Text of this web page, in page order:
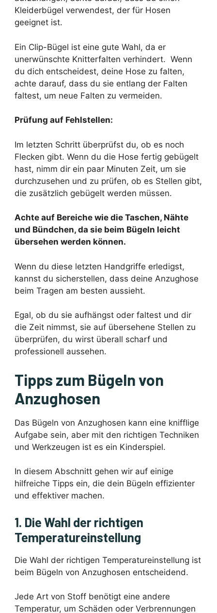
Kleiderbügel verwendest, der für Hosen
geeignet ist.
Ein Clip-Bügel ist eine gute Wahl, da er
unerwünschte Knitterfalten verhindert. Wenn
du dich entscheidest, deine Hose zu falten,
achte darauf, dass du sie entlang der Falten
faltest, um neue Falten zu vermeiden.
Prüfung auf Fehlstellen:
Im letzten Schritt überprüfst du, ob es noch
Flecken gibt. Wenn du die Hose fertig gebügelt
hast, nimm dir ein paar Minuten Zeit, um sie
durchzusehen und zu prüfen, ob es Stellen gibt,
die zusätzlich gebügelt werden müssen.
Achte auf Bereiche wie die Taschen, Nähte
und Bündchen, da sie beim Bügeln leicht
übersehen werden können.
Wenn du diese letzten Handgriffe erledigst,
kannst du sicherstellen, dass deine Anzughose
beim Tragen am besten aussieht.
Egal, ob du sie aufhängst oder faltest und dir
die Zeit nimmst, sie auf übersehene Stellen zu
überprüfen, du wirst überall scharf und
professionell aussehen.
Tipps zum Bügeln von
Anzughosen
Das Bügeln von Anzughosen kann eine knifflige
Aufgabe sein, aber mit den richtigen Techniken
und Werkzeugen ist es ein Kinderspiel.
In diesem Abschnitt gehen wir auf einige
hilfreiche Tipps ein, die dein Bügeln effizienter
und effektiver machen.
1. Die Wahl der richtigen
Temperatureinstellung
Die Wahl der richtigen Temperatureinstellung ist
beim Bügeln von Anzughosen entscheidend.
Jede Art von Stoff benötigt eine andere
Temperatur, um Schäden oder Verbrennungen